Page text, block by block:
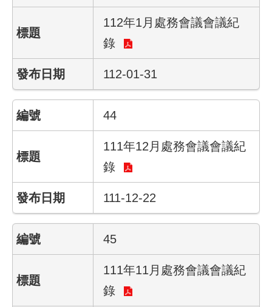
連
影
音
專
區
府
訊
公
開
網
覽
112年1月處務會議會議紀
錄
112-01-31
44
111年12月處務會議會議紀
錄
111-12-22
45
111年11月處務會議會議紀
錄